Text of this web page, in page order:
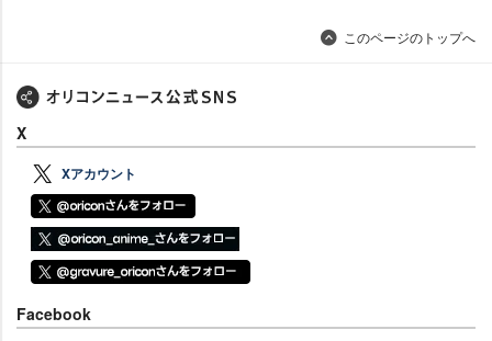
このページのトップへ
X
Xアカウント
Facebook